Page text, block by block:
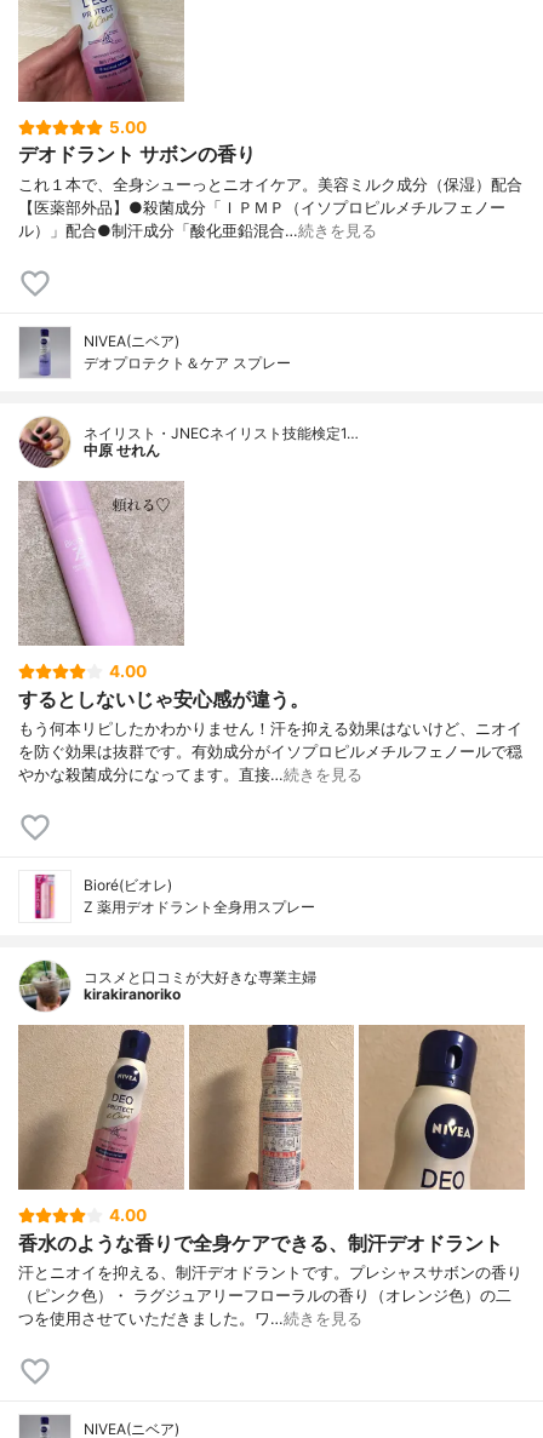
5.00
デオドラント サボンの香り
これ１本で、全身シューっとニオイケア。美容ミルク成分（保湿）配合
【医薬部外品】●殺菌成分「ＩＰＭＰ（イソプロピルメチルフェノー
ル）」配合●制汗成分「酸化亜鉛混合…続きを見る
NIVEA(ニベア)
デオプロテクト＆ケア スプレー
ネイリスト・JNECネイリスト技能検定1…
中原 せれん
4.00
するとしないじゃ安心感が違う。
もう何本リピしたかわかりません！汗を抑える効果はないけど、ニオイ
を防ぐ効果は抜群です。有効成分がイソプロピルメチルフェノールで穏
やかな殺菌成分になってます。直接…続きを見る
Bioré(ビオレ)
Z 薬用デオドラント全身用スプレー
コスメと口コミが大好きな専業主婦
kirakiranoriko
4.00
香水のような香りで全身ケアできる、制汗デオドラント
汗とニオイを抑える、制汗デオドラントです。プレシャスサボンの香り
（ピンク色）・ ラグジュアリーフローラルの香り（オレンジ色）の二
つを使用させていただきました。ワ…続きを見る
NIVEA(ニベア)